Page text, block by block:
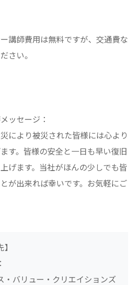
講師費用は無料ですが、交通費な
さい。
ッセージ：
により被災された皆様には心より
す。皆様の安全と一日も早い復旧
げます。当社がほんの少しでも皆
が出来れば幸いです。お気軽にご
・バリュー・クリエイションズ